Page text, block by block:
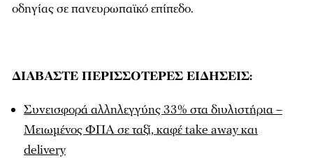
οδηγίας σε πανευρωπαϊκό επίπεδο.
ΔΙΑΒΑΣΤΕ ΠΕΡΙΣΣΟΤΕΡΕΣ ΕΙΔΗΣΕΙΣ:
Συνεισφορά αλληλεγγύης 33% στα διυλιστήρια –
Μειωμένος ΦΠΑ σε ταξί, καφέ take away και
delivery